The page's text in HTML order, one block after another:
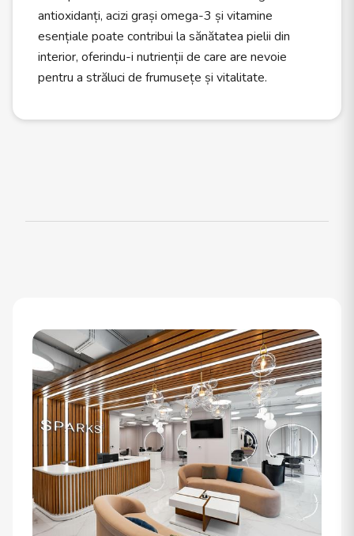
antioxidanți, acizi grași omega-3 și vitamine
esențiale poate contribui la sănătatea pielii din
interior, oferindu-i nutrienții de care are nevoie
pentru a străluci de frumusețe și vitalitate.